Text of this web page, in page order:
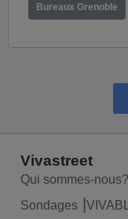
Bureaux Grenoble
Vivastreet
Qui sommes-nous?
Sondages